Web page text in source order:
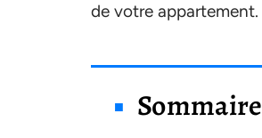
de votre appartement.
Sommaire